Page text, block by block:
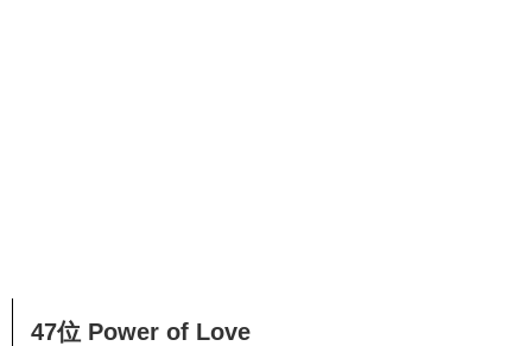
47位 Power of Love